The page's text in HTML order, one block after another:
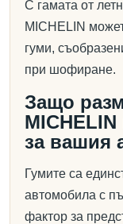
С гамата от
MICHELIN
гуми,
при шофиране.
Защо
за вашия
Гумите са
автомобила с
фактор за